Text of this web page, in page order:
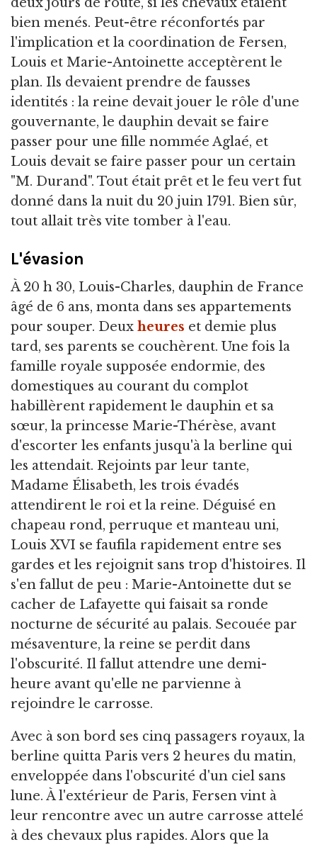
bien menés. Peut-être réconfortés par
l'implication et la coordination de Fersen,
Louis et Marie-Antoinette acceptèrent le
plan. Ils devaient prendre de fausses
identités : la reine devait jouer le rôle d'une
gouvernante, le dauphin devait se faire
passer pour une fille nommée Aglaé, et
Louis devait se faire passer pour un certain
"M. Durand". Tout était prêt et le feu vert fut
donné dans la nuit du 20 juin 1791. Bien sûr,
tout allait très vite tomber à l'eau.
L'évasion
À 20 h 30, Louis-Charles, dauphin de France
âgé de 6 ans, monta dans ses appartements
pour souper. Deux heures et demie plus
tard, ses parents se couchèrent. Une fois la
famille royale supposée endormie, des
domestiques au courant du complot
habillèrent rapidement le dauphin et sa
sœur, la princesse Marie-Thérèse, avant
d'escorter les enfants jusqu'à la berline qui
les attendait. Rejoints par leur tante,
Madame Élisabeth, les trois évadés
attendirent le roi et la reine. Déguisé en
chapeau rond, perruque et manteau uni,
Louis XVI se faufila rapidement entre ses
gardes et les rejoignit sans trop d'histoires. Il
s'en fallut de peu : Marie-Antoinette dut se
cacher de Lafayette qui faisait sa ronde
nocturne de sécurité au palais. Secouée par
mésaventure, la reine se perdit dans
l'obscurité. Il fallut attendre une demi-
heure avant qu'elle ne parvienne à
rejoindre le carrosse.
Avec à son bord ses cinq passagers royaux, la
berline quitta Paris vers 2 heures du matin,
enveloppée dans l'obscurité d'un ciel sans
lune. À l'extérieur de Paris, Fersen vint à
leur rencontre avec un autre carrosse attelé
à des chevaux plus rapides. Alors que la